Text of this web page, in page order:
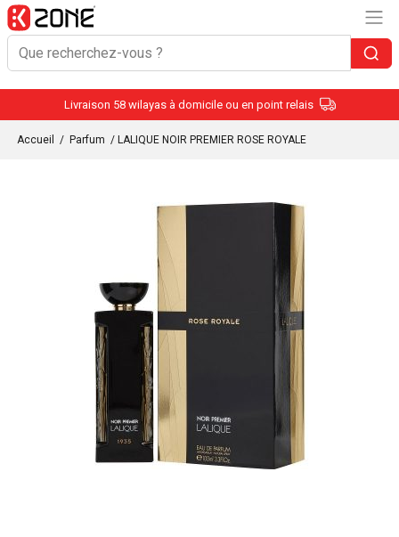
Livraison 58 wilayas à domicile ou en point relais
Accueil / Parfum / LALIQUE NOIR PREMIER ROSE ROYALE